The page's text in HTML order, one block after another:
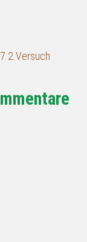
2.Versuch